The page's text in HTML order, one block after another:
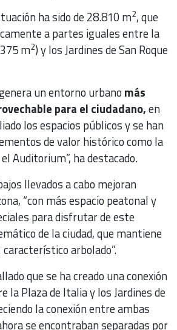
ha sido de 28.810 m2, que
a partes iguales entre la
m2) y los Jardines de San Roque
un entorno urbano más
para el ciudadano,en
los espacios públicos y se han
de valor histórico como la
Auditorium”, ha destacado.
llevados a cabo mejoran
“con más espacio peatonal y
para disfrutar de este
de la ciudad, que mantiene
arbolado”.
que se ha creado una conexión
la Plaza de Italia y los Jardines de
la conexión entre ambas
se encontraban separadas por